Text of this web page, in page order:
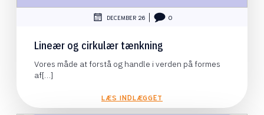
DECEMBER 26 0
Lineær og cirkulær tænkning
Vores måde at forstå og handle i verden på formes
af[…]
LÆS INDLÆGGET